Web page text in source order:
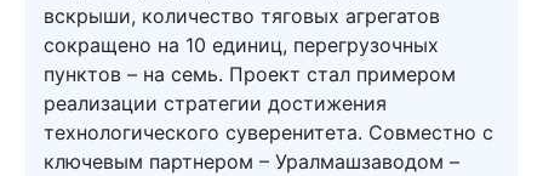
вскрыши, количество тяговых агрегатов
сокращено на 10 единиц, перегрузочных
пунктов – на семь. Проект стал примером
реализации стратегии достижения
технологического суверенитета. Совместно с
ключевым партнером – Уралмашзаводом –